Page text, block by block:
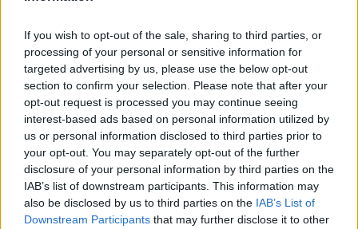
If you wish to opt-out of the sale, sharing to third parties, or
processing of your personal or sensitive information for
targeted advertising by us, please use the below opt-out
section to confirm your selection. Please note that after your
opt-out request is processed you may continue seeing
interest-based ads based on personal information utilized by
us or personal information disclosed to third parties prior to
your opt-out. You may separately opt-out of the further
disclosure of your personal information by third parties on the
IAB’s list of downstream participants. This information may
also be disclosed by us to third parties on the IAB’s List of
Downstream Participants that may further disclose it to other